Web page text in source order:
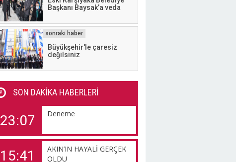
Başkanı Baysak’a veda
Büyükşehir'le çaresiz
değilsiniz
SON DAKİKA HABERLERİ
23:07 Deneme
15:41
AKIN’IN HAYALİ GERÇEK
OLDU